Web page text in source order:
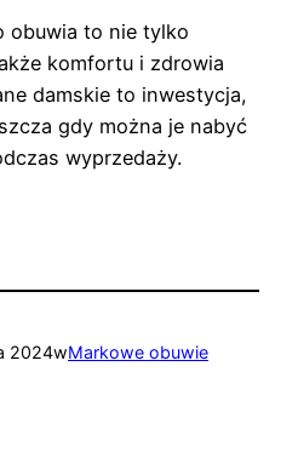
obuwia to nie tylko
komfortu i zdrowia
damskie to inwestycja,
gdy można je nabyć
wyprzedaży.
2024wMarkowe obuwie